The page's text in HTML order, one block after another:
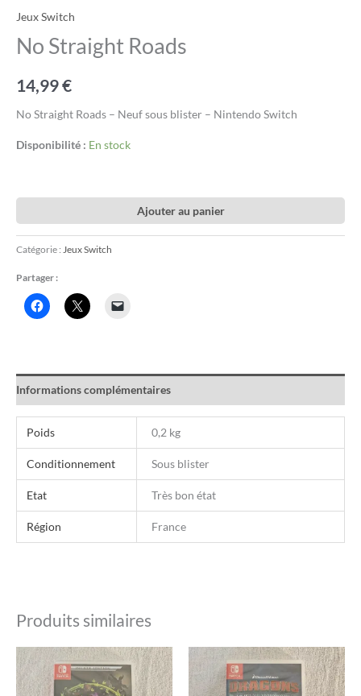
Jeux Switch
No Straight Roads
14,99€
No Straight Roads – Neuf sous blister – Nintendo Switch
Disponibilité : En stock
Ajouter au panier
Catégorie : Jeux Switch
Partager :
Informations complémentaires
Poids 0,2 kg
Conditionnement Sous blister
Etat Très bon état
Région France
Produits similaires